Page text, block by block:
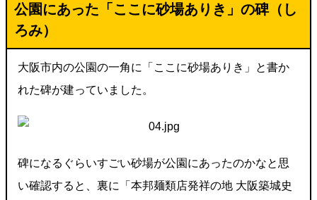
公園にあった「ここに砂場ありき」の碑（し
ろみ）
大阪市内の公園の一角に「ここに砂場ありき」と書か
れた碑が建っていました。
碑になるぐらいすごい砂場が公園にあったのかなと思
い確認すると、裏に「本邦麺類店発祥の地 大阪築城史